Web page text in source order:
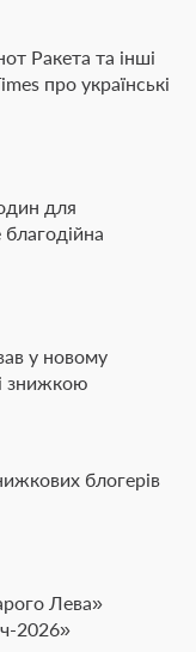
Ракета та інші
про українські
для
у новому
знижкою
блогерів
Лева»
2026»